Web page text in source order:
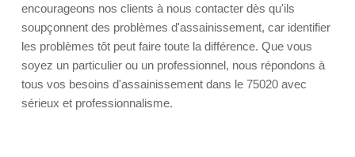
encourageons nos clients à nous contacter dès qu'ils
soupçonnent des problèmes d'assainissement, car identifier
les problèmes tôt peut faire toute la différence. Que vous
soyez un particulier ou un professionnel, nous répondons à
tous vos besoins d'assainissement dans le 75020 avec
sérieux et professionnalisme.